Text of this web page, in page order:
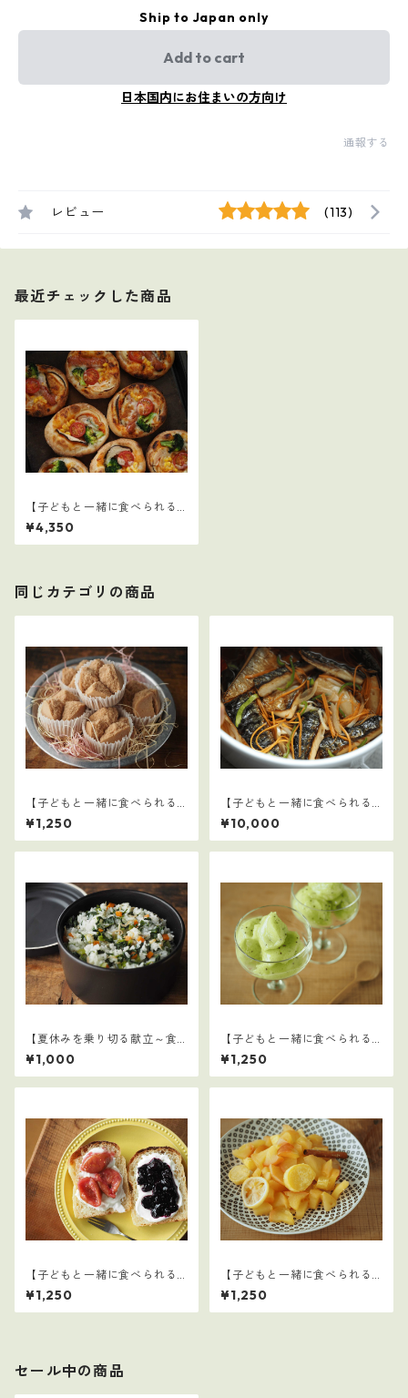
Ship to Japan only
Add to cart
日本国内にお住まいの方向け
通報する
レビュー (113)
最近チェックした商品
【子どもと一緒に食べられる
ごはん】クリスマスセット
¥4,350
同じカテゴリの商品
【子どもと一緒に食べられる
ごはん】28
¥1,250
【子どもと一緒に食べられる
ごはん】16～30セット：全75
レシピ
¥10,000
【夏休みを乗り切る献立～食
事摂取基準を満たす1日の食事
例～】
¥1,000
【子どもと一緒に食べられる
ごはん】29
¥1,250
【子どもと一緒に食べられる
ごはん】27
¥1,250
【子どもと一緒に食べられる
ごはん】26
¥1,250
セール中の商品